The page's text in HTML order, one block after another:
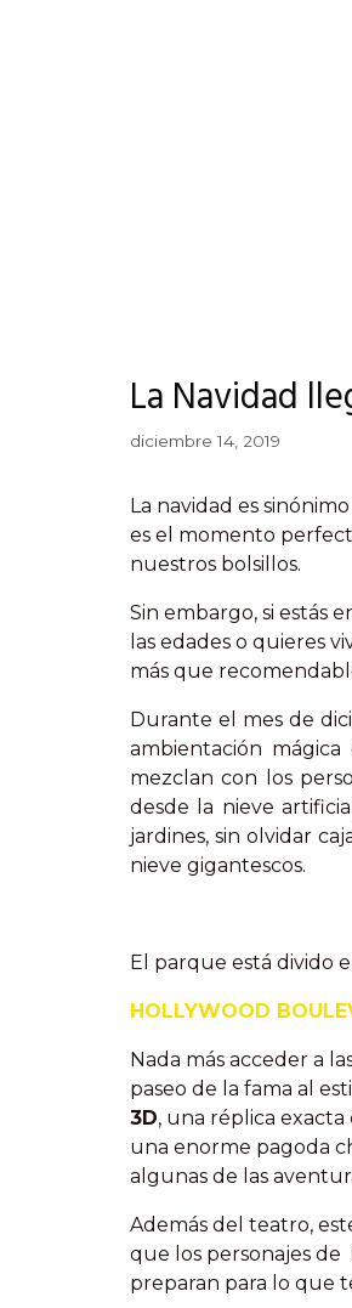
La Navidad
diciembre 14, 2019
La navidad es
es el momento
nuestros bolsillos.
Sin embargo, si estás
las edades o quieres
más que
Durante el mes de
ambientación
mezclan con los
desde la nieve
jardines, sin olvidar
nieve gigantescos.
El parque está divido
HOLLYWOOD
Nada más acceder a
paseo de la fama al
3D, una réplica exacta
una enorme pagoda
algunas de las
Además del teatro,
que los personajes de
preparan para lo que